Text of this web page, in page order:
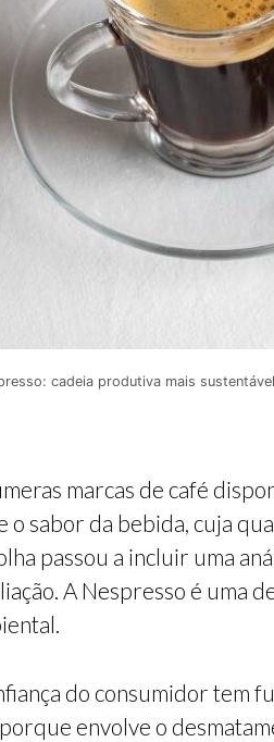
cadeia produtiva mais
marcas de café
o sabor da bebida, cuja
passou a incluir uma
A Nespresso é uma
do consumidor tem
envolve o